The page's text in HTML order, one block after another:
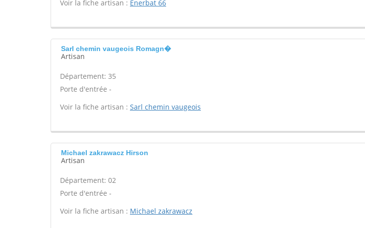
Voir la fiche artisan : Enerbat 66
Sarl chemin vaugeois Romagn�
Artisan
Département: 35
Porte d'entrée -
Voir la fiche artisan : Sarl chemin vaugeois
Michael zakrawacz Hirson
Artisan
Département: 02
Porte d'entrée -
Voir la fiche artisan : Michael zakrawacz